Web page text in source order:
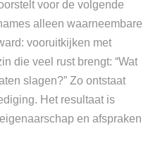
voor de volgende
alleen waarneembare
vooruitkijken met
die veel rust brengt: “Wat
slagen?” Zo ontstaat
Het resultaat is
en afspraken